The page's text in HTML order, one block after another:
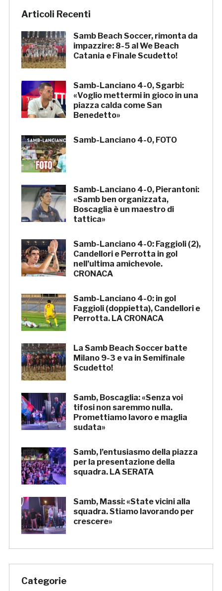
Articoli Recenti
Samb Beach Soccer, rimonta da
impazzire: 8-5 al We Beach
Catania e Finale Scudetto!
Samb-Lanciano 4-0, Sgarbi:
«Voglio mettermi in gioco in una
piazza calda come San
Benedetto»
Samb-Lanciano 4-0, FOTO
Samb-Lanciano 4-0, Pierantoni:
«Samb ben organizzata,
Boscaglia è un maestro di
tattica»
Samb-Lanciano 4-0: Faggioli (2),
Candellori e Perrotta in gol
nell’ultima amichevole.
CRONACA
Samb-Lanciano 4-0: in gol
Faggioli (doppietta), Candellori e
Perrotta. LA CRONACA
La Samb Beach Soccer batte
Milano 9-3 e va in Semifinale
Scudetto!
Samb, Boscaglia: «Senza voi
tifosi non saremmo nulla.
Promettiamo lavoro e maglia
sudata»
Samb, l’entusiasmo della piazza
per la presentazione della
squadra. LA SERATA
Samb, Massi: «State vicini alla
squadra. Stiamo lavorando per
crescere»
Categorie